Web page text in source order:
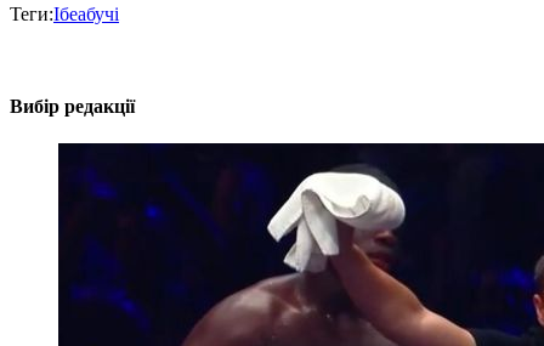
Теги:Ібеабучі
Вибір редакції